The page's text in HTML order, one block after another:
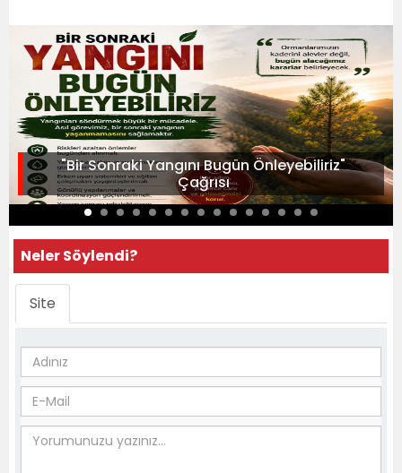
"Bir Sonraki Yangını Bugün Önleyebiliriz"
Çağrısı
Neler Söylendi?
Site